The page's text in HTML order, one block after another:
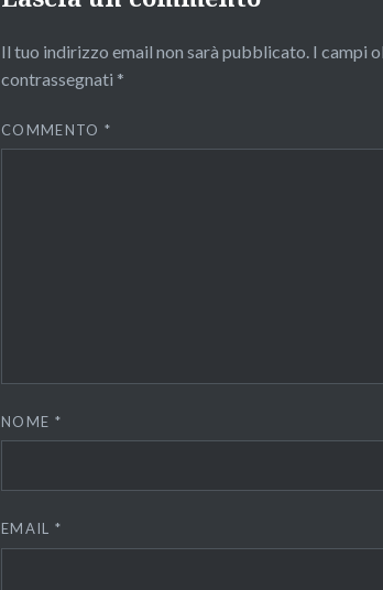
Il tuo indirizzo email non sarà pubblicato. I campi
contrassegnati *
COMMENTO *
NOME *
EMAIL *